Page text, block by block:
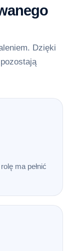
Dzięki
ma pełnić